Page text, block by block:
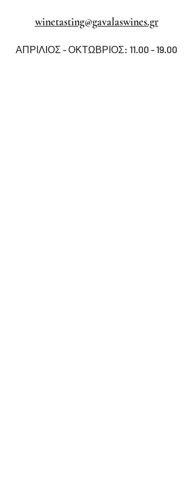
winetasting@gavalaswines.gr
ΑΠΡΙΛΙΟΣ - ΟΚΤΩΒΡΙΟΣ: 11.00 - 19.00